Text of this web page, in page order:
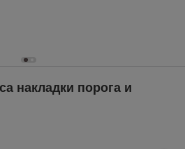
накладки порога и